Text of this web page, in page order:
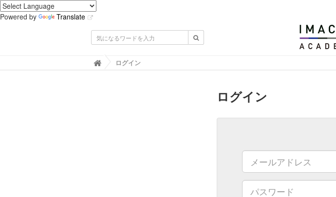
Powered by Translate
IMACEL Academy -人工知能・画像解析の技術応用に向けて-| エルピクセル株式会社
ログイン
ログイン